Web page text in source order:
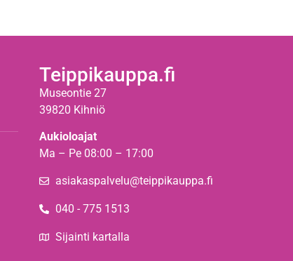
Teippikauppa.fi
Museontie 27
39820 Kihniö
Aukioloajat
Ma – Pe 08:00 – 17:00
asiakaspalvelu@teippikauppa.fi
040 - 775 1513
Sijainti kartalla